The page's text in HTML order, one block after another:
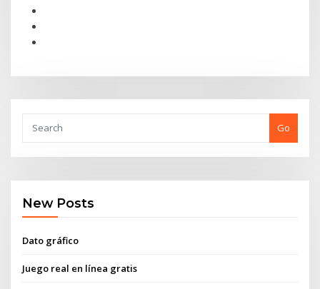
Go
New Posts
Dato gráfico
Juego real en línea gratis